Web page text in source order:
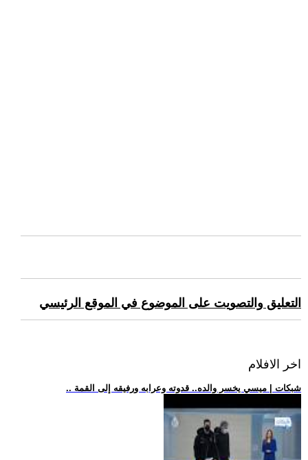
التعليق والتصويت على الموضوع في الموقع الرئيسي
اخر الافلام
.. شبكات | ميسي يخسر والده.. قدوته وعرابه ورفيقه إلى القمة